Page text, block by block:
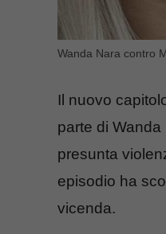
Wanda Nara contro
Il nuovo
parte di Wanda
presunta
episodio ha
vicenda.